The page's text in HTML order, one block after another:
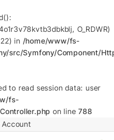
O_RDWR)
in /home/www/fs-
src/Symfony/Component/
to read session data: user
fs-
on line788
Account